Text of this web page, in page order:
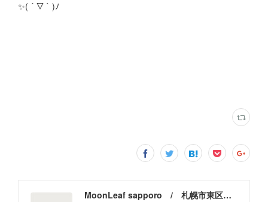
✨( ´ ▽ ` )ﾉ
MoonLeaf sapporo / 札幌市東区の100種類以上の香りが楽しめるアロマスクール＆トリートメントサロン